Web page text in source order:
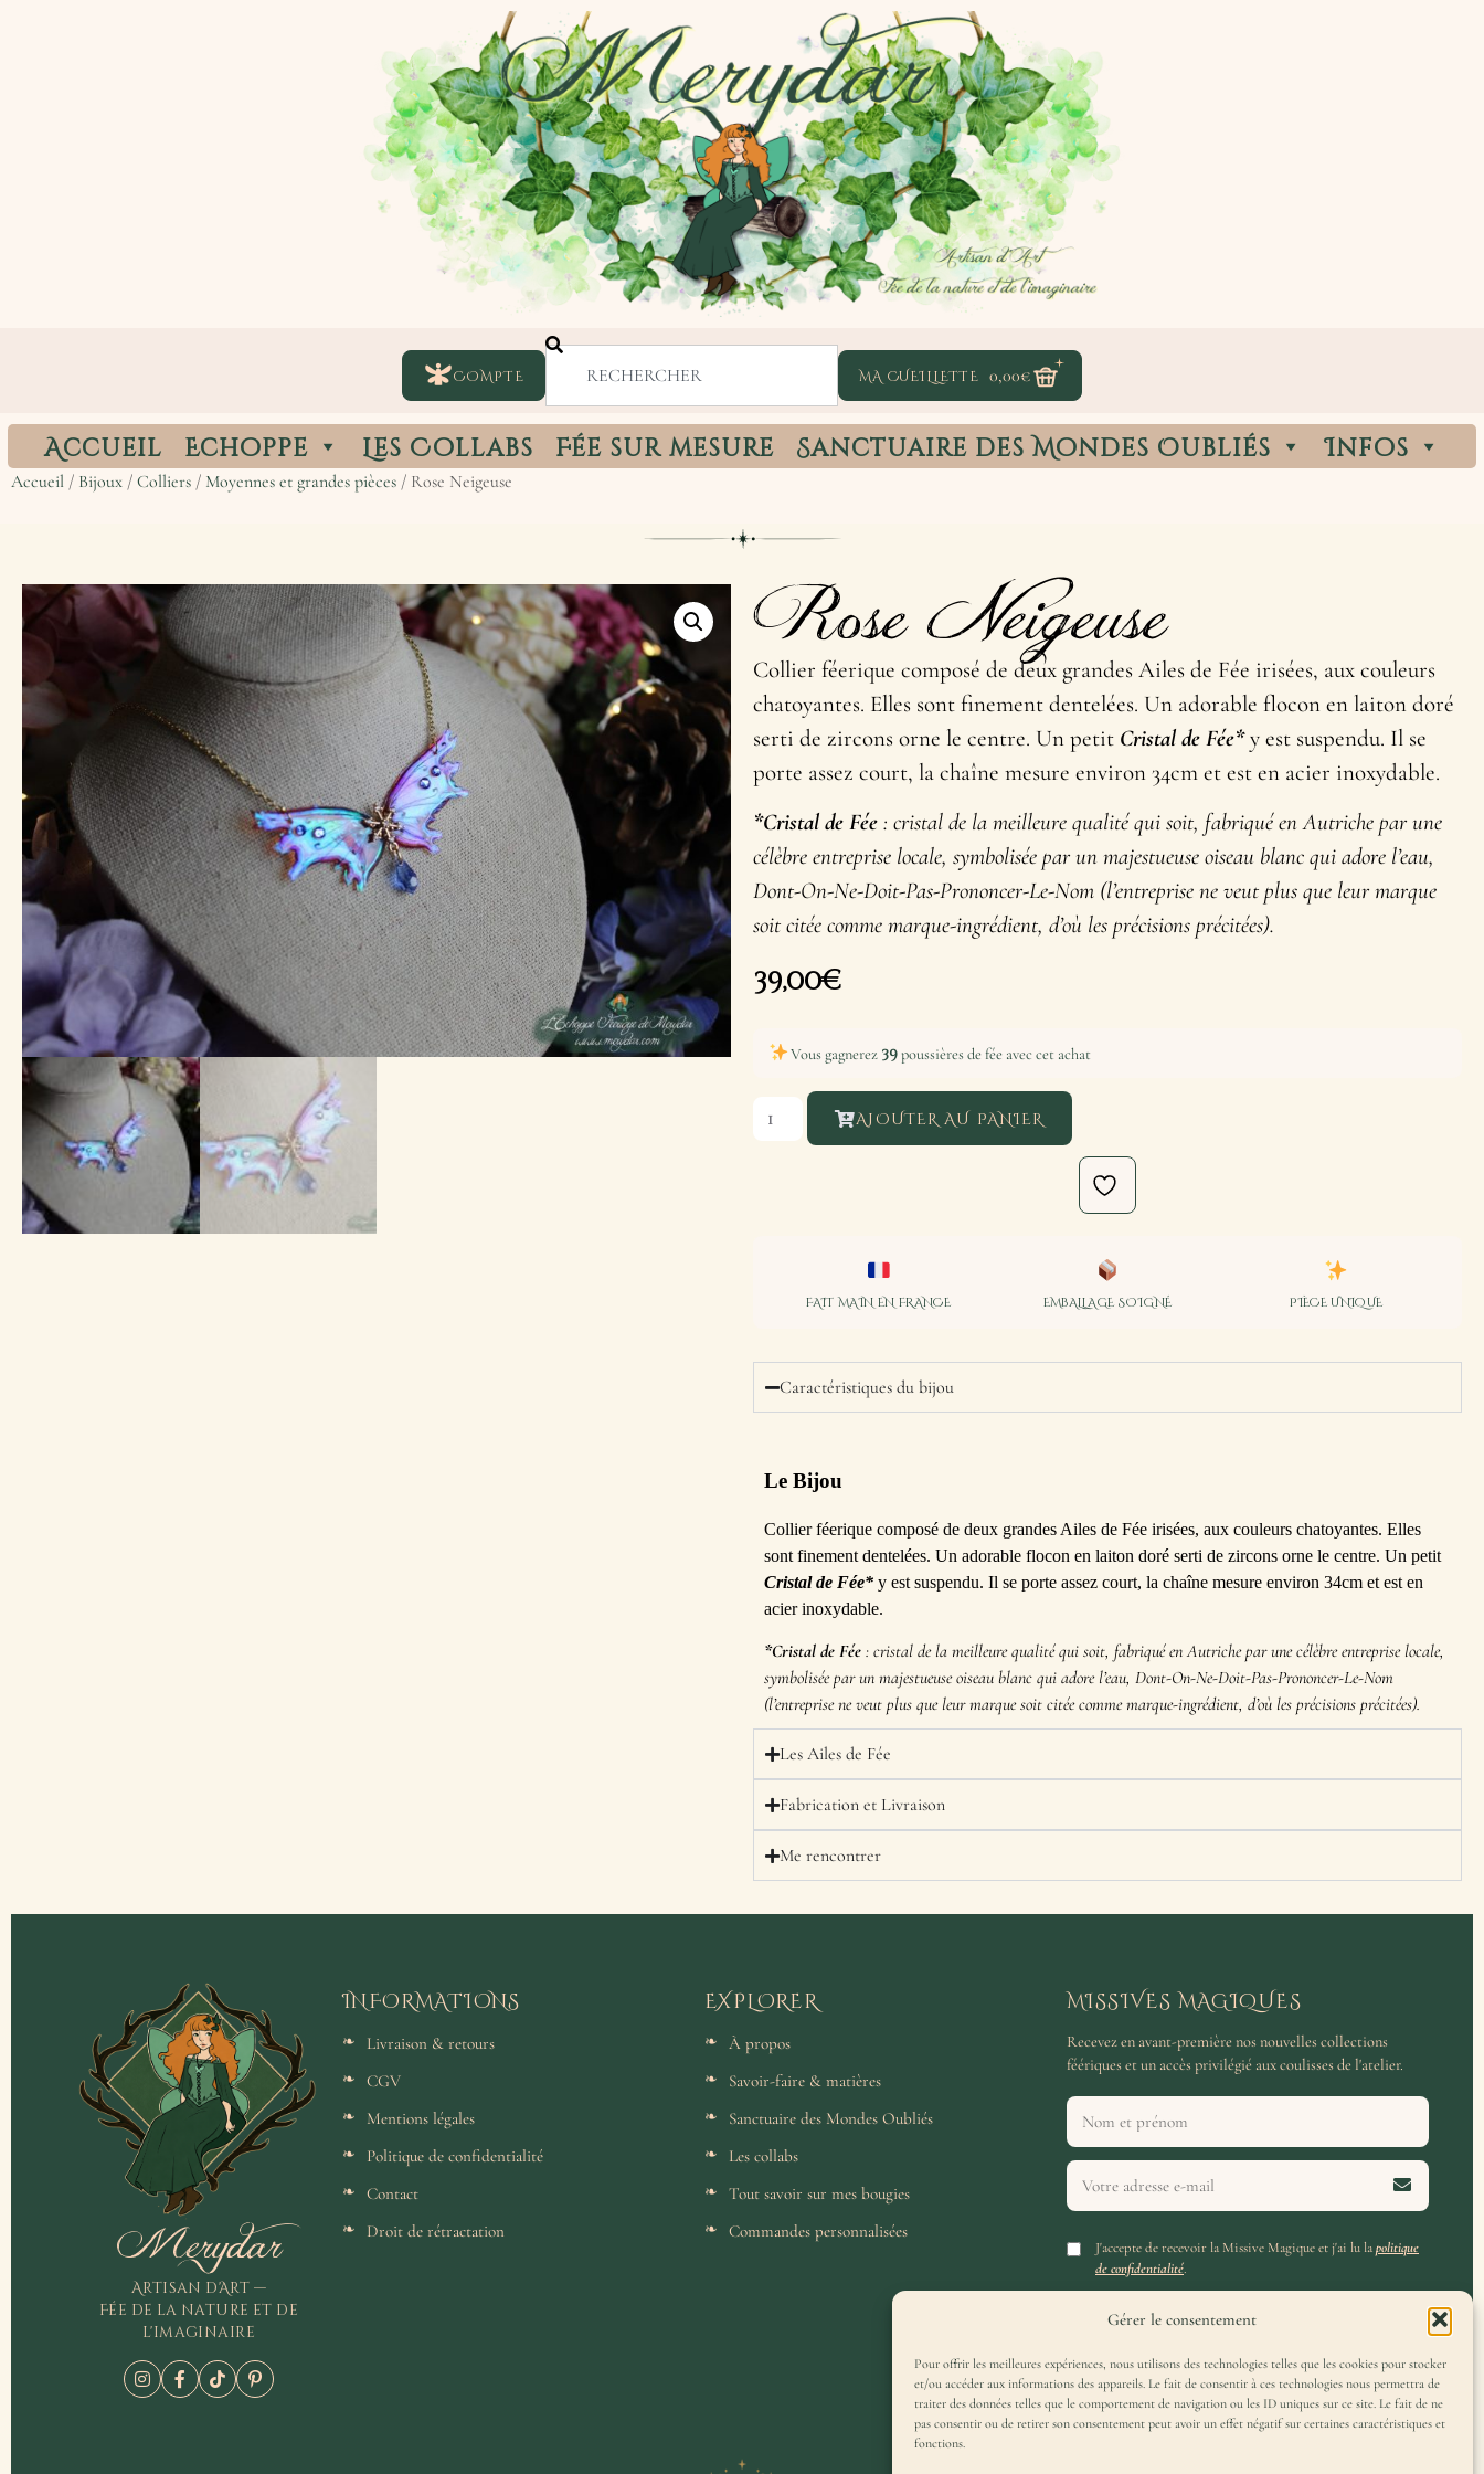
Gérer le consentement
Pour offrir les meilleures expériences, nous utilisons des technologies telles que les cookies pour stocker
et/ou accéder aux informations des appareils. Le fait de consentir à ces technologies nous permettra de
traiter des données telles que le comportement de navigation ou les ID uniques sur ce site. Le fait de ne
pas consentir ou de retirer son consentement peut avoir un effet négatif sur certaines caractéristiques et
fonctions.
COMPTE 0,00€
Accueil Echoppe Les Collabs Fée sur mesure Sanctuaire des Mondes Oubliés Infos
Accueil / Bijoux / Colliers / Moyennes et grandes pièces / Rose Neigeuse
Rose Neigeuse
Collier féerique composé de deux grandes Ailes de Fée irisées, aux couleurs
chatoyantes. Elles sont finement dentelées. Un adorable flocon en laiton doré
serti de zircons orne le centre. Un petit Cristal de Fée*y est suspendu. Il se
porte assez court, la chaîne mesure environ 34cm et est en acier inoxydable.
*Cristal de Fée : cristal de la meilleure qualité qui soit, fabriqué en Autriche par une
célèbre entreprise locale, symbolisée par un majestueuse oiseau blanc qui adore l’eau,
Dont-On-Ne-Doit-Pas-Prononcer-Le-Nom (l’entreprise ne veut plus que leur marque
soit citée comme marque-ingrédient, d’où les précisions précitées).
39,00€
Vous gagnerez 39poussières de fée avec cet achat
AJOUTER AU PANIER
FAIT MAIN EN FRANCE EMBALLAGE SOIGNÉ PIÈCE UNIQUE
Caractéristiques du bijou
Le Bijou
Collier féerique composé de deux grandes Ailes de Fée irisées, aux couleurs chatoyantes. Elles
sont finement dentelées. Un adorable flocon en laiton doré serti de zircons orne le centre. Un petit
Cristal de Fée* y est suspendu. Il se porte assez court, la chaîne mesure environ 34cm et est en
acier inoxydable.
*Cristal de Fée : cristal de la meilleure qualité qui soit, fabriqué en Autriche par une célèbre entreprise locale,
symbolisée par un majestueuse oiseau blanc qui adore l’eau, Dont-On-Ne-Doit-Pas-Prononcer-Le-Nom
(l’entreprise ne veut plus que leur marque soit citée comme marque-ingrédient, d’où les précisions précitées).
Les Ailes de Fée
Fabrication et Livraison
Me rencontrer
Merydar
Artisan d'Art —
Fée de la nature et de
l'imaginaire
INFORMATIONS
Livraison & retours
CGV
Mentions légales
Politique de confidentialité
Contact
Droit de rétractation
EXPLORER
À propos
Savoir-faire & matières
Sanctuaire des Mondes Oubliés
Les collabs
Tout savoir sur mes bougies
Commandes personnalisées
MISSIVES MAGIQUES
Recevez en avant-première nos nouvelles collections
féériques et un accès privilégié aux coulisses de l'atelier.
J'accepte de recevoir la Missive Magique et j'ai lu lapolitique
de confidentialité.